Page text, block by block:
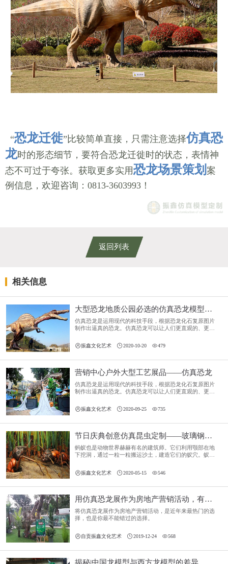
“恐龙迁徙”比较简单直接，只需注意选择仿真恐
龙时的形态细节，要符合恐龙迁徙时的状态，表情神
态不可过于夸张。获取更多实用恐龙场景策划 案
例信息，欢迎咨询：0813-3603993！
返回列表
相关信息
大型恐龙地质公园必选的仿真恐龙模型有哪些？
仿真恐龙是运用现代的科技手段，根据恐龙化石复原图片
制作出逼真的恐龙。仿真恐龙可以让人们更直观的、更形
知识。
振鑫文化艺术 2020-10-20 479
营销中心户外大型工艺展品——仿真恐龙
仿真恐龙是运用现代的科技手段，根据恐龙化石复原图片
制作出逼真的恐龙。仿真恐龙可以让人们更直观的、更形
知识。
振鑫文化艺术 2020-09-25 735
节日庆典创意仿真昆虫定制——玻璃钢蚂蚁模型
蚂蚁也是动物世界赫赫有名的建筑师。它们利用颚部在地
下挖洞，通过一粒一粒搬运沙土，建造它们的蚁穴。蚁穴
化。
振鑫文化艺术 2020-05-15 546
用仿真恐龙展作为房地产营销活动，有哪些优势？
将仿真恐龙展作为房地产营销活动，是近年来最热门的选
择，也是你最不能错过的选择。
自贡振鑫文化艺术 2019-12-24 568